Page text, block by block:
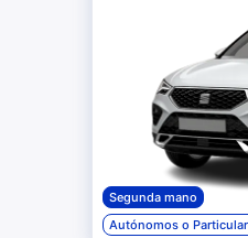
Segunda mano
Autónomos o